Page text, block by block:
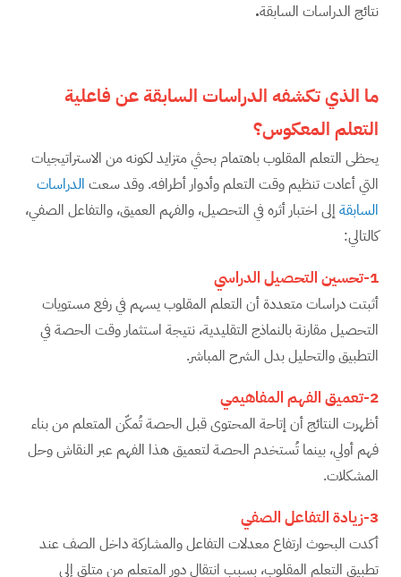
نتائج الدراسات السابقة.
ما الذي تكشفه الدراسات السابقة عن فاعلية
التعلم المعكوس؟
يحظى التعلم المقلوب باهتمام بحثي متزايد لكونه من الاستراتيجيات
التي أعادت تنظيم وقت التعلم وأدوار أطرافه. وقد سعت الدراسات
السابقة إلى اختبار أثره في التحصيل، والفهم العميق، والتفاعل الصفي،
كالتالي:
1-تحسين التحصيل الدراسي
أثبتت دراسات متعددة أن التعلم المقلوب يسهم في رفع مستويات
التحصيل مقارنة بالنماذج التقليدية، نتيجة استثمار وقت الحصة في
التطبيق والتحليل بدل الشرح المباشر.
2-تعميق الفهم المفاهيمي
أظهرت النتائج أن إتاحة المحتوى قبل الحصة تُمكّن المتعلم من بناء
فهم أولي، بينما تُستخدم الحصة لتعميق هذا الفهم عبر النقاش وحل
المشكلات.
3-زيادة التفاعل الصفي
أكدت البحوث ارتفاع معدلات التفاعل والمشاركة داخل الصف عند
تطبيق التعلم المقلوب، بسبب انتقال دور المتعلم من متلقٍ إلى